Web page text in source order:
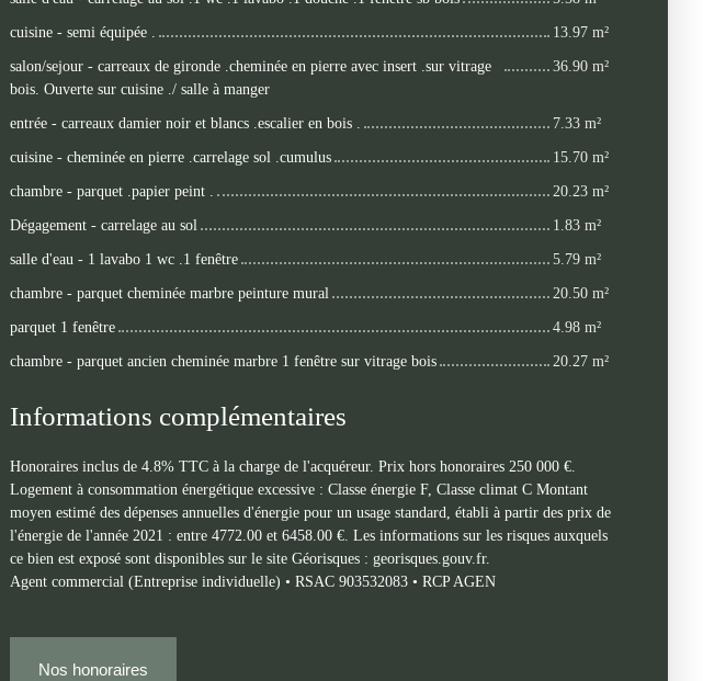
cuisine - semi équipée .
13.97 m²
salon/sejour - carreaux de gironde .cheminée en pierre avec insert .sur vitrage
bois. Ouverte sur cuisine ./ salle à manger
36.90 m²
entrée - carreaux damier noir et blancs .escalier en bois .
7.33 m²
cuisine - cheminée en pierre .carrelage sol .cumulus
15.70 m²
chambre - parquet .papier peint .
20.23 m²
Dégagement - carrelage au sol
1.83 m²
salle d'eau - 1 lavabo 1 wc .1 fenêtre
5.79 m²
chambre - parquet cheminée marbre peinture mural
20.50 m²
parquet 1 fenêtre
4.98 m²
chambre - parquet ancien cheminée marbre 1 fenêtre sur vitrage bois
20.27 m²
Informations complémentaires
Honoraires inclus de 4.8% TTC à la charge de l'acquéreur. Prix hors honoraires 250 000 €.
Logement à consommation énergétique excessive : Classe énergie F, Classe climat C Montant
moyen estimé des dépenses annuelles d'énergie pour un usage standard, établi à partir des prix de
l'énergie de l'année 2021 : entre 4772.00 et 6458.00 €. Les informations sur les risques auxquels
ce bien est exposé sont disponibles sur le site Géorisques : georisques.gouv.fr.
Agent commercial (Entreprise individuelle) • RSAC 903532083 • RCP AGEN
Nos honoraires